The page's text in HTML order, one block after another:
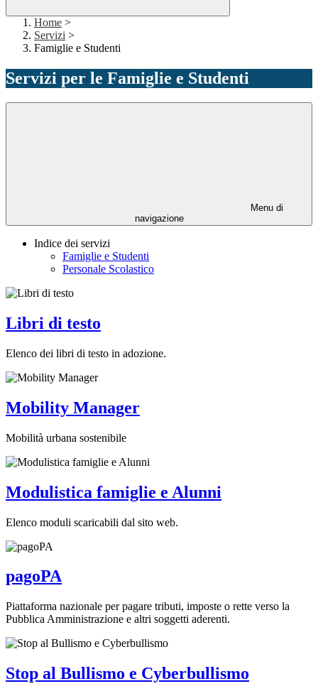
Home >
Servizi >
Famiglie e Studenti
Servizi per le Famiglie e Studenti
Menu di
navigazione
Indice dei servizi
Famiglie e Studenti
Personale Scolastico
Libri di testo
Elenco dei libri di testo in adozione.
Mobility Manager
Mobilità urbana sostenibile
Modulistica famiglie e Alunni
Elenco moduli scaricabili dal sito web.
pagoPA
Piattaforma nazionale per pagare tributi, imposte o rette verso la
Pubblica Amministrazione e altri soggetti aderenti.
Stop al Bullismo e Cyberbullismo